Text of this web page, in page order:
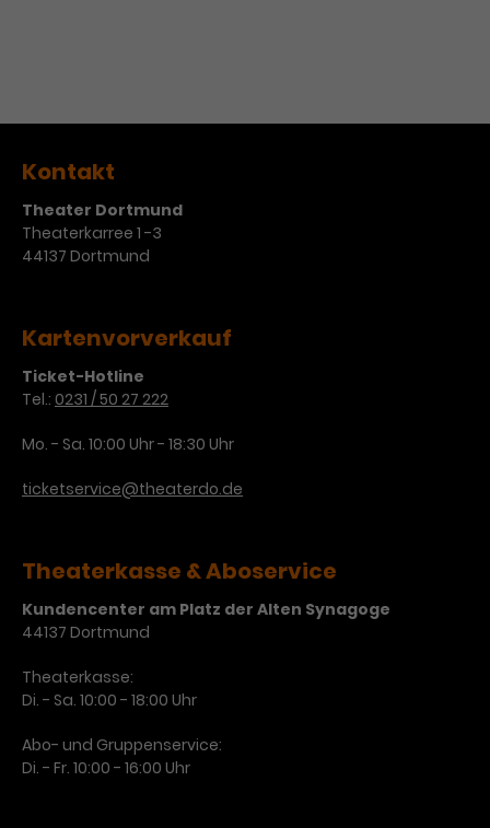
Kontakt
Theater Dortmund
Theaterkarree 1 -3
44137 Dortmund
Kartenvorverkauf
Ticket-Hotline
Tel.: 0231 / 50 27 222
Mo. - Sa. 10:00 Uhr - 18:30 Uhr
ticketservice@theaterdo.de
Theaterkasse & Aboservice
Kundencenter am Platz der Alten Synagoge
44137 Dortmund
Theaterkasse:
Di. - Sa. 10:00 - 18:00 Uhr
Abo- und Gruppenservice:
Di. - Fr. 10:00 - 16:00 Uhr